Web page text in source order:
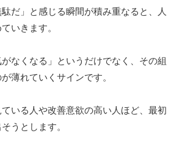
だ」と感じる瞬間が積み重なると、人
いきます。
なくなる」というだけでなく、その組
薄れていくサインです。
いる人や改善意欲の高い人ほど、最初
うとします。